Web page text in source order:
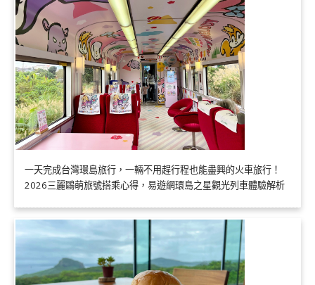
一天完成台灣環島旅行，一輛不用趕行程也能盡興的火車旅行！
2026三麗鷗萌旅號搭乘心得，易遊網環島之星觀光列車體驗解析